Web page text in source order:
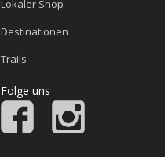
Lokaler Shop
Destinationen
Trails
Folge uns